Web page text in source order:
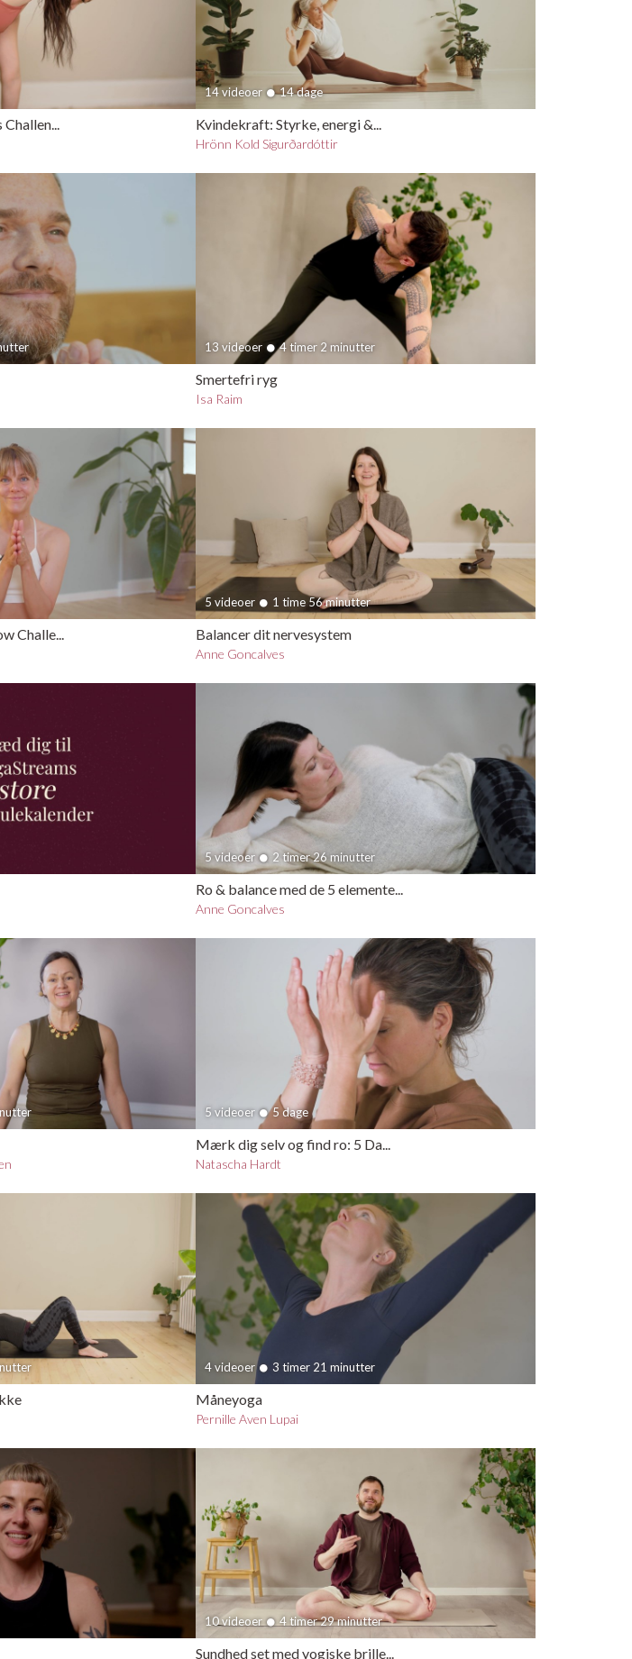
14 videoer 14 dage
Kvindekraft: Styrke, energi &...
Hrönn Kold Sigurðardóttir
13 videoer 4 timer 2 minutter
Smertefri ryg
Isa Raim
Challe...
5 videoer 1 time 56 minutter
Balancer dit nervesystem
Anne Goncalves
5 videoer 2 timer 26 minutter
Ro & balance med de 5 elemente...
Anne Goncalves
5 videoer 5 dage
Mærk dig selv og find ro: 5 Da...
Natascha Hardt
4 videoer 3 timer 21 minutter
Måneyoga
Pernille Aven Lupai
10 videoer 4 timer 29 minutter
Sundhed set med yogiske brille...